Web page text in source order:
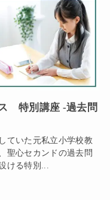
特別講座 -過去問
ていた元私立小学校教
聖心セカンドの過去問
ける特別...